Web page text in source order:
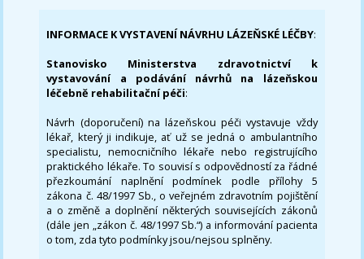
INFORMACE K VYSTAVENÍ NÁVRHU LÁZEŇSKÉ LÉČBY:
Stanovisko Ministerstva zdravotnictví k
vystavování a podávání návrhů na lázeňskou
léčebně rehabilitační péči:
Návrh (doporučení) na lázeňskou péči vystavuje vždy
lékař, který ji indikuje, ať už se jedná o ambulantního
specialistu, nemocničního lékaře nebo registrujícího
praktického lékaře. To souvisí s odpovědností za řádné
přezkoumání naplnění podmínek podle přílohy 5
zákona č. 48/1997 Sb., o veřejném zdravotním pojištění
a o změně a doplnění některých souvisejících zákonů
(dále jen „zákon č. 48/1997 Sb.“) a informování pacienta
o tom, zda tyto podmínky jsou/nejsou splněny.